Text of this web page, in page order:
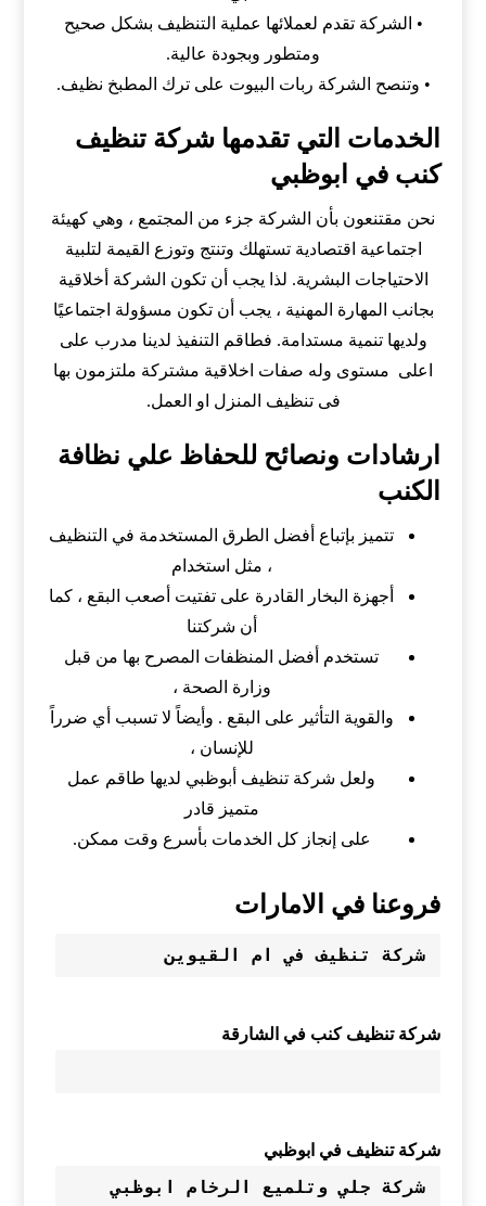
• الشركة تقدم لعملائها عملية التنظيف بشكل صحيح
ومتطور وبجودة عالية.
• وتنصح الشركة ربات البيوت على ترك المطبخ نظيف.
الخدمات التي تقدمها شركة تنظيف
كنب في ابوظبي
نحن مقتنعون بأن الشركة جزء من المجتمع ، وهي كهيئة
اجتماعية اقتصادية تستهلك وتنتج وتوزع القيمة لتلبية
الاحتياجات البشرية. لذا يجب أن تكون الشركة أخلاقية
بجانب المهارة المهنية ، يجب أن تكون مسؤولة اجتماعيًا
ولديها تنمية مستدامة. فطاقم التنفيذ لدينا مدرب على
اعلى مستوى وله صفات اخلاقية مشتركة ملتزمون بها
فى تنظيف المنزل او العمل.
ارشادات ونصائح للحفاظ علي نظافة
الكنب
تتميز بإتباع أفضل الطرق المستخدمة في التنظيف
، مثل استخدام
أجهزة البخار القادرة على تفتيت أصعب البقع ، كما
أن شركتنا
تستخدم أفضل المنظفات المصرح بها من قبل
وزارة الصحة ،
والقوية التأثير على البقع . وأيضاً لا تسبب أي ضرراً
للإنسان ،
ولعل شركة تنظيف أبوظبي لديها طاقم عمل
متميز قادر
على إنجاز كل الخدمات بأسرع وقت ممكن.
فروعنا في الامارات
شركة تنظيف في ام القيوين
شركة تنظيف كنب في الشارقة
شركة تنظيف في ابوظبي
شركة جلي وتلميع الرخام ابوظبي